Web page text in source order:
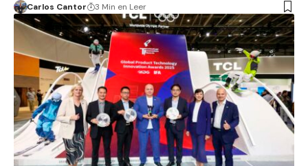
Carlos Cantor 3 Min en Leer